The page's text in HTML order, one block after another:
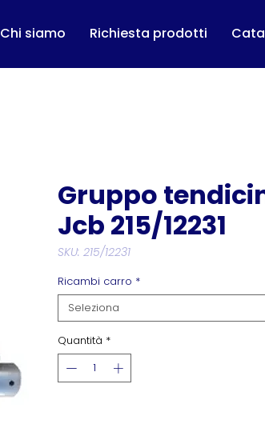
Chi siamo Richiesta prodotti
Gruppo
Jcb 215/12231
SKU: 215/12231
Ricambi carro *
Seleziona
Quantità *